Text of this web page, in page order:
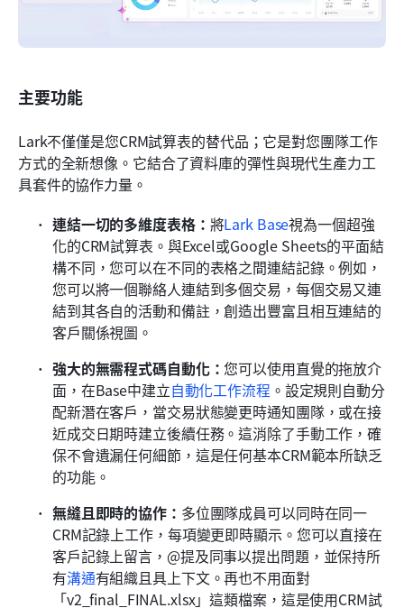
主要功能
Lark不僅僅是您CRM試算表的替代品；它是對您團隊工作
方式的全新想像。它結合了資料庫的彈性與現代生產力工
具套件的協作力量。
連結一切的多維度表格： 將Lark Base視為一個超強
化的CRM試算表。與Excel或Google Sheets的平面結
構不同，您可以在不同的表格之間連結記錄。例如，
您可以將一個聯絡人連結到多個交易，每個交易又連
結到其各自的活動和備註，創造出豐富且相互連結的
客戶關係視圖。
強大的無需程式碼自動化：您可以使用直覺的拖放介
面，在Base中建立自動化工作流程 。設定規則自動分
配新潛在客戶，當交易狀態變更時通知團隊，或在接
近成交日期時建立後續任務。這消除了手動工作，確
保不會遺漏任何細節，這是任何基本CRM範本所缺乏
的功能。
無縫且即時的協作： 多位團隊成員可以同時在同一
CRM記錄上工作，每項變更即時顯示。您可以直接在
客戶記錄上留言，@提及同事以提出問題，並保持所
有溝通有組織且具上下文。再也不用面對
「v2_final_FINAL.xlsx」這類檔案，這是使用CRM試